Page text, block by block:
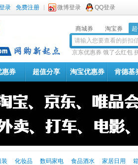
录 免费注册 微博登录 QQ登录
商城券 淘宝券
京东优惠券 饿了么红包
惠券 超值分享 淘宝优惠券 肯德基
装 化妆品 数码家电 食品酒水 家居日用